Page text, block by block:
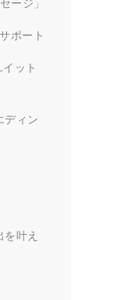
ージ」
ポート
ット
ディン
叶え